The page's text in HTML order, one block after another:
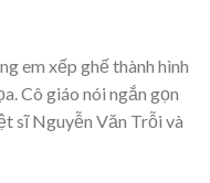
em xếp ghế thành hình
Cô giáo nói ngắn gọn
sĩ Nguyễn Văn Trỗi và